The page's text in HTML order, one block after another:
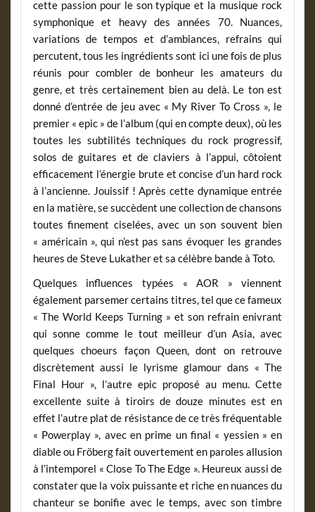
cette passion pour le son typique et la musique rock
symphonique et heavy des années 70. Nuances,
variations de tempos et d’ambiances, refrains qui
percutent, tous les ingrédients sont ici une fois de plus
réunis pour combler de bonheur les amateurs du
genre, et très certainement bien au delà. Le ton est
donné d’entrée de jeu avec « My River To Cross », le
premier « epic » de l’album (qui en compte deux), où les
toutes les subtilités techniques du rock progressif,
solos de guitares et de claviers à l’appui, côtoient
efficacement l’énergie brute et concise d’un hard rock
à l’ancienne. Jouissif ! Après cette dynamique entrée
en la matière, se succèdent une collection de chansons
toutes finement ciselées, avec un son souvent bien
« américain », qui n’est pas sans évoquer les grandes
heures de Steve Lukather et sa célèbre bande à Toto.
Quelques influences typées « AOR » viennent
également parsemer certains titres, tel que ce fameux
« The World Keeps Turning » et son refrain enivrant
qui sonne comme le tout meilleur d’un Asia, avec
quelques choeurs façon Queen, dont on retrouve
discrètement aussi le lyrisme glamour dans « The
Final Hour », l’autre epic proposé au menu. Cette
excellente suite à tiroirs de douze minutes est en
effet l’autre plat de résistance de ce très fréquentable
« Powerplay », avec en prime un final « yessien » en
diable ou Fröberg fait ouvertement en paroles allusion
à l’intemporel « Close To The Edge ». Heureux aussi de
constater que la voix puissante et riche en nuances du
chanteur se bonifie avec le temps, avec son timbre